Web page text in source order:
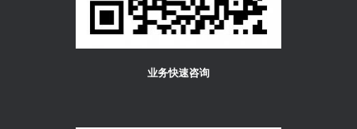
业务快速咨询